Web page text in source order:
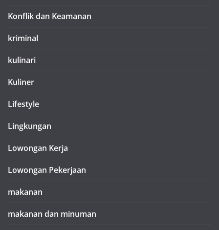
Konflik dan Keamanan
kriminal
kulinari
Kuliner
Lifestyle
Lingkungan
Lowongan Kerja
Lowongan Pekerjaan
makanan
makanan dan minuman